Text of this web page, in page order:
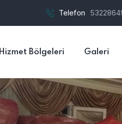
Telefon
Hizmet Bölgeleri Galeri